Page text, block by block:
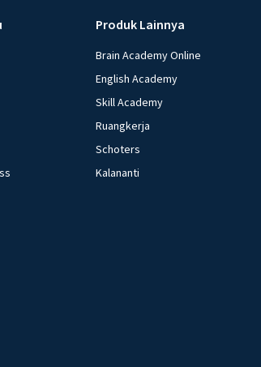
Produk Lainnya
Brain Academy Online
English Academy
Skill Academy
Ruangkerja
Schoters
Kalananti